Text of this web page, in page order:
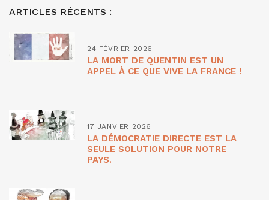
ARTICLES RÉCENTS :
24 FÉVRIER 2026
LA MORT DE QUENTIN EST UN
APPEL À CE QUE VIVE LA FRANCE !
17 JANVIER 2026
LA DÉMOCRATIE DIRECTE EST LA
SEULE SOLUTION POUR NOTRE
PAYS.